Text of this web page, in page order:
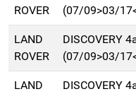
ROVER
(07/09>03/
LAND
ROVER
DISCOVERY
(07/09>03/
LAND
DISCOVERY